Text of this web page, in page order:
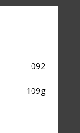
092
109g